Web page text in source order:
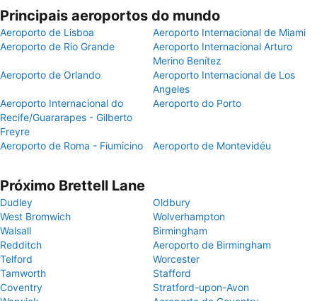
Principais aeroportos do mundo
Aeroporto de Lisboa
Aeroporto Internacional de Miami
Aeroporto de Rio Grande
Aeroporto Internacional Arturo
Merino Benítez
Aeroporto de Orlando
Aeroporto Internacional de Los
Angeles
Aeroporto Internacional do
Recife/Guararapes - Gilberto
Freyre
Aeroporto do Porto
Aeroporto de Roma - Fiumicino Aeroporto de Montevidéu
Próximo Brettell Lane
Dudley
Oldbury
West Bromwich
Wolverhampton
Walsall
Birmingham
Redditch
Aeroporto de Birmingham
Telford
Worcester
Tamworth
Stafford
Coventry
Stratford-upon-Avon